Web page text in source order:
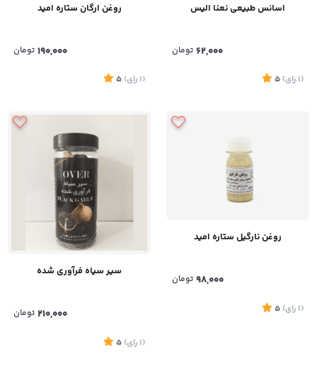
اسانس طبیعی نعنا الیس
62,000 تومان
(1 رای)
5
روغن ارگان ستاره امید
190,000 تومان
(1 رای)
5
روغن نارگیل ستاره امید
98,000 تومان
(1 رای)
5
سیر سیاه فرآوری شده
210,000 تومان
(1 رای)
5